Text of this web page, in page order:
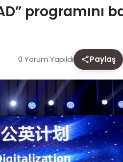
programını
0 Yorum Yapıldı Paylaş